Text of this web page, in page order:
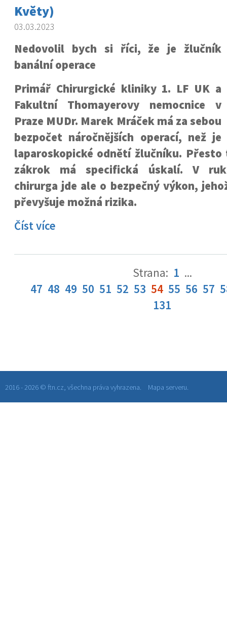
Květy)
03.03.2023
Nedovolil bych si říci, že je žlučník
banální operace
Primář Chirurgické kliniky 1. LF UK a
Fakultní Thomayerovy nemocnice v
Praze MUDr. Marek Mráček má za sebou
bezpočet náročnějších operací, než je
laparoskopické odnětí žlučníku.
zákrok má specifická úskalí. V
chirurga jde ale o bezpečný výkon,
převyšuje možná rizika.
Číst více
Strana: 1 ...
47 48 49 50 51 52 53 54 55 56 57
131
2016 - 2026 © ftn.cz, všechna práva vyhrazena. Mapa serveru.